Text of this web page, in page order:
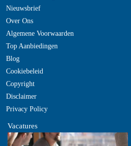
Nieuwsbrief
Over Ons
Algemene Voorwaarden
Top Aanbiedingen
Blog
Cookiebeleid
Copyright
Disclaimer
Privacy Policy
Vacatures